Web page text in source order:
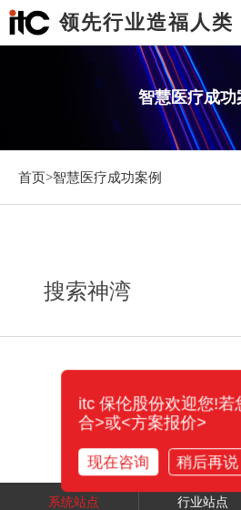
领先行业造福人类
智慧医疗成功
首页>智慧医疗成功案例
搜索神湾
系统站点 行业站点
itc 保伦股份欢迎您!若
合>或<方案报价>
现在咨询 稍后再说